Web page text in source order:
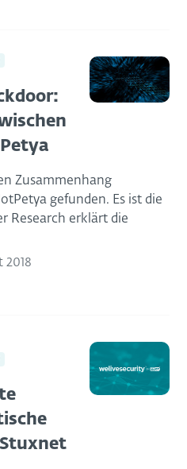
Zusammenhang
gefunden. Es ist die
Research erklärt die
2018